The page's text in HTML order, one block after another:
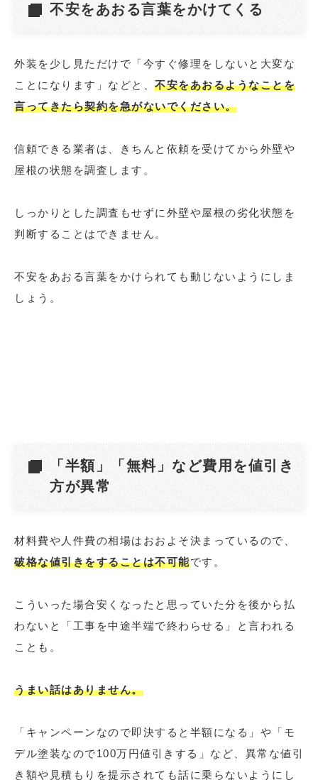
不安をあおる言葉をかけてくる
外装を少し見ただけで「今すぐ修理をしないと大変な
ことになります」などと、 不安をあおるようなことを
言ってきたら契約を急がないでください。
信頼できる業者は、きちんと依頼を受けてから外壁や
屋根の状態を調査します。
しっかりとした調査もせずに外壁や屋根の劣化状態を
判断することはできません。
不安をあおる言葉をかけられても動じないようにしま
しょう。
「半額」「無料」など費用を値引き
方が異常
材料費や人件費の相場はおおよそ決まっているので、
破格な値引きをすることは不可能です。
こういった場合安くなったと思っていた分を後から払
わないと「工事を中途半端で終わらせる」と言われる
ことも。
うまい話はありません。
「キャンペーンなので即決すると半額になる」や「モ
デル塗装なので100万円値引きする」など、異常な値引
き額や見積もりを提示されても話に乗らないようにし